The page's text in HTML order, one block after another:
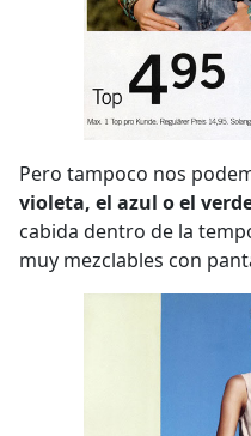
Pero tampoco nos
violeta, el azul o el
cabida dentro de la
muy mezclables con